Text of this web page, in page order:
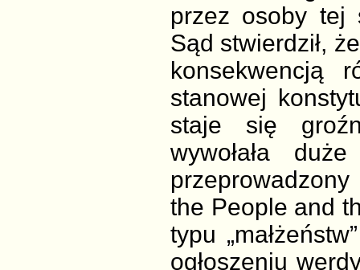
przez osoby tej
Sąd stwierdził,
konsekwencją
stanowej
staje się
wywołała
the People and
typu
ogłoszeniu